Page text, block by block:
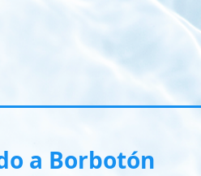
a Borbotón